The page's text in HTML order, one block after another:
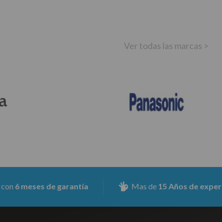
Ver todas las marcas >
de garantía Mas de 15 Años de experiencia